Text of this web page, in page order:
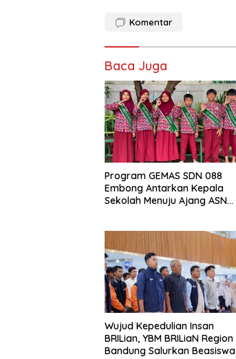
Komentar
Baca Juga
Program GEMAS SDN 088
Embong Antarkan Kepala
Sekolah Menuju Ajang ASN
Wujud Kepedulian Insan
BRILian, YBM BRILiaN Region
Bandung Salurkan Beasiswa